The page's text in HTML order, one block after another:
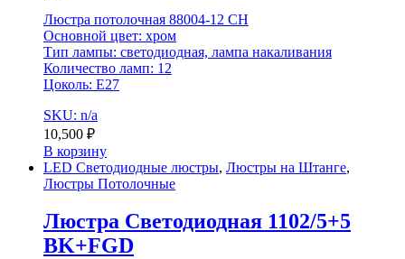
Люстра потолочная 88004-12 CH
Основной цвет: хром
Тип лампы: светодиодная, лампа накаливания
Количество ламп: 12
Цоколь: E27
SKU: n/a
10,500 ₽
В корзину
LED Светодиодные люстры, Люстры на Штанге,
Люстры Потолочные
Люстра Светодиодная 1102/5+5
BK+FGD